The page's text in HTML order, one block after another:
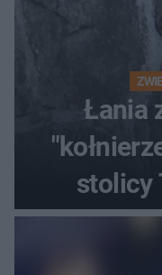
Łania
stolicy